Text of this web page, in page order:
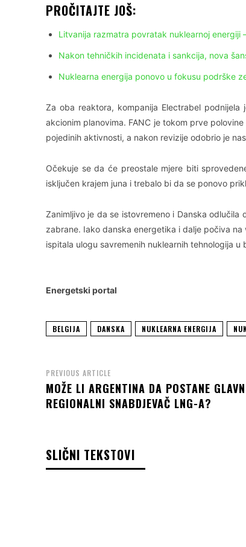
PROČITAJTE JOŠ:
Litvanija razmatra povratak nuklearnoj energiji
Nakon tehničkih incidenata i sankcija, nova
Nuklearna energija ponovo u fokusu podrške
Za oba reaktora, kompanija Electrabel
akcionim planovima. FANC je tokom prve
pojedinih aktivnosti, a nakon revizije odobrio je
Očekuje se da će preostale mjere biti
isključen krajem juna i trebalo bi da se ponovo
Zanimljivo je da se istovremeno i Danska
zabrane. Iako danska energetika i dalje počiva
ispitala ulogu savremenih nuklearnih tehnologija
Energetski portal
BELGIJA DANSKA NUKLEARNA ENERGIJA
PREVIOUS ARTICLE
MOŽE LI ARGENTINA DA POSTANE
REGIONALNI SNABDJEVAČ LNG-A?
SLIČNI TEKSTOVI